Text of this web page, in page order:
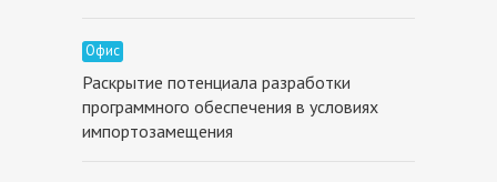
Офис
Раскрытие потенциала разработки
программного обеспечения в условиях
импортозамещения